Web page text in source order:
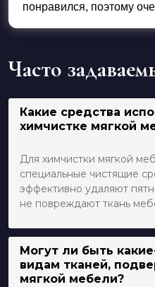
понравился, поэтому
Часто
Какие средства
химчистке мягкой
Для химчистки мягкой
специальные чистящие
эффективно удаляют
не повреждают ткань
Могут ли быть
видам тканей,
мягкой мебели?